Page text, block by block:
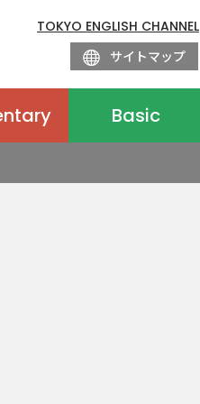
TOKYO ENGLISH CHANNEL
サイトマップ
Basic